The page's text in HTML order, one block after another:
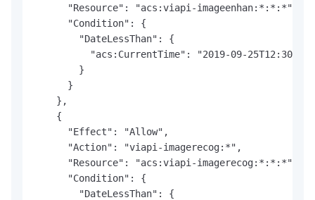
      "Resource": "acs:viapi-imageenhan:*:*:*",
      "Condition": {
        "DateLessThan": {
"acs:CurrentTime": "2019-09-
        }
      }
    },
    {
      "Effect": "Allow",
      "Action": "viapi-imagerecog:*",
      "Resource": "acs:viapi-imagerecog:*:*:*",
      "Condition": {
        "DateLessThan": {